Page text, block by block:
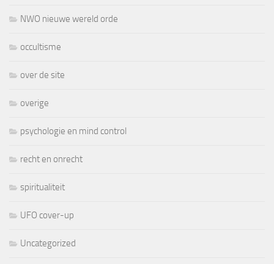
NWO nieuwe wereld orde
occultisme
over de site
overige
psychologie en mind control
recht en onrecht
spiritualiteit
UFO cover-up
Uncategorized